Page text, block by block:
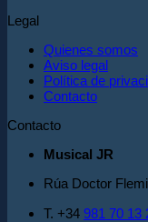
Legal
Quienes somos
Aviso legal
Política de
Contacto
Contacto
Musical JR
Rúa Doctor
T. +34 981 70 13